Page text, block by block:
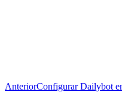
AnteriorConfigurar Dailybot